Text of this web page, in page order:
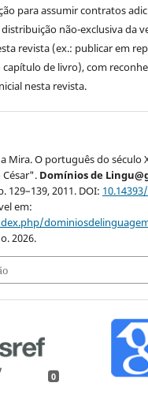
para assumir contratos
não-exclusiva da
revista (ex.: publicar em
de livro), com
nesta revista.
Mira. O português do século
César". Domínios de
129–139, 2011. DOI:
em:
2026.
0